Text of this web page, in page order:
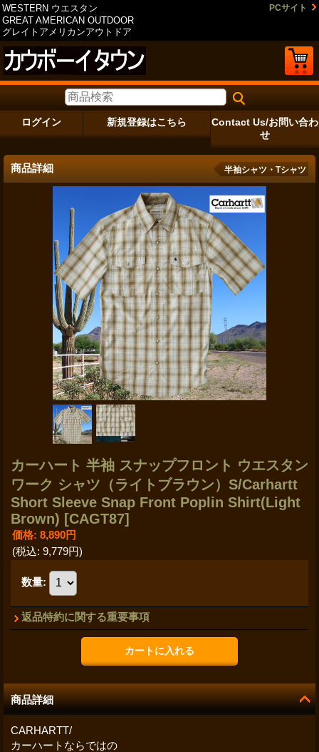
WESTERN ウエスタン
GREAT AMERICAN OUTDOOR
グレイトアメリカンアウトドア
PCサイト
ログイン 新規登録はこちら
Contact Us/お問い合わ
せ
商品詳細 半袖シャツ・Tシャツ
カーハート 半袖 スナップフロント ウエスタン
ワーク シャツ（ライトブラウン）S/Carhartt
Short Sleeve Snap Front Poplin Shirt(Light
Brown) [CAGT87]
価格: 8,890円
(税込: 9,779円)
数量:
返品特約に関する重要事項
商品詳細
CARHARTT/
カーハートならではの